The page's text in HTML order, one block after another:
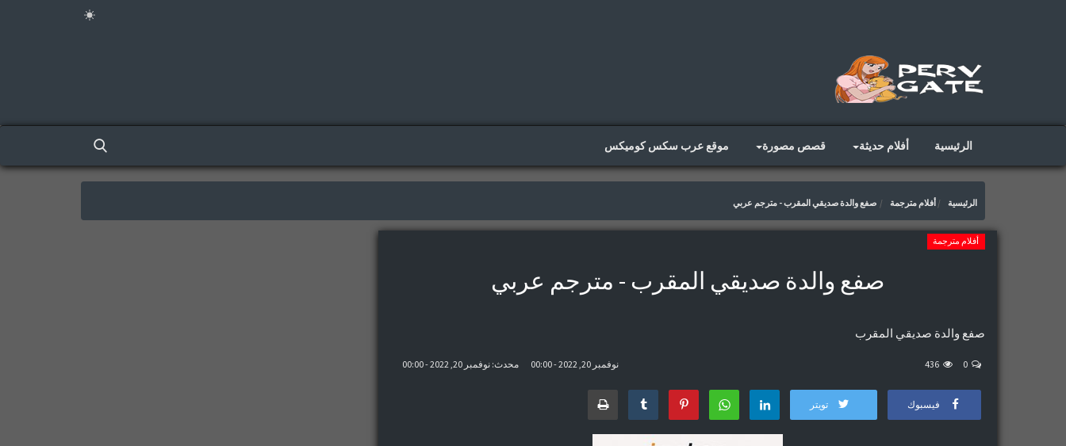
الرئيسية أفلام حديثة قصص مصورة موقع عرب سكس كوميكس
الرئيسية أفلام مترجمة صفع والدة صديقي المقرب - مترجم عربي
أفلام مترجمة
صفع والدة صديقي المقرب - مترجم عربي
صفع والدة صديقي المقرب
نوفمبر 20, 2022 - 00:00 محدث: نوفمبر 20, 2022 - 00:00 0
436
فيسبوك تويتر